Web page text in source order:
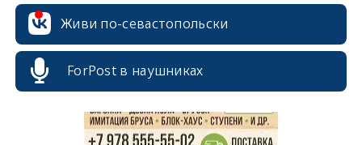
Живи по-севастопольски
ForPost в наушниках
erid: 2SDnjcrDNw6
erid: 2SDnjdPjgYS